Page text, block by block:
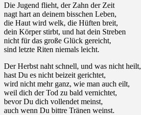
Die Jugend flieht, der Zahn der Zeit
nagt hart an deinem bisschen Leben,
die Haut wird welk, die Hüften breit,
dein Körper stirbt, und hat dein Streben
nicht für das große Glück gereicht,
sind letzte Riten niemals leicht.
Der Herbst naht schnell, und was nicht heilt,
hast Du es nicht beizeit gerichtet,
wird nicht mehr ganz, wie man auch eilt,
weil dich der Tod zu bald vernichtet,
bevor Du dich vollendet meinst,
auch wenn Du bittre Tränen weinst.